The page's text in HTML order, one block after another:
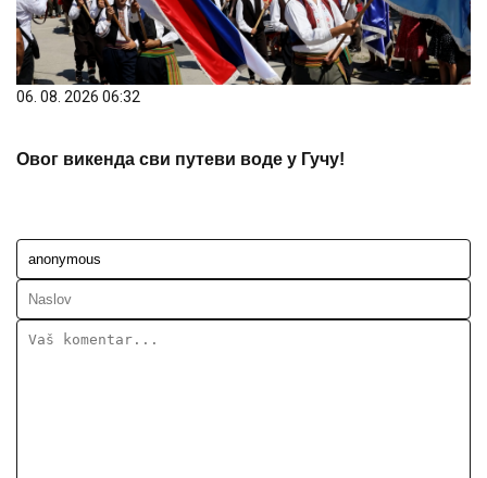
06. 08. 2026 06:32
Овог викенда сви путеви воде у Гучу!